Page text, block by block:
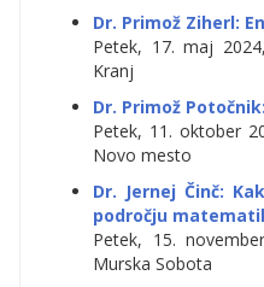
Dr. Primož Ziherl:
Petek, 17. maj
Kranj
Dr. Primož
Petek, 11. oktober
Novo mesto
Dr. Jernej Činč:
področju
Petek, 15.
Murska Sobota